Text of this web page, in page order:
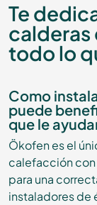
Te
calderas
todo lo
Como
puede
que le
Ökofen es el
calefacción
para una
instaladores de